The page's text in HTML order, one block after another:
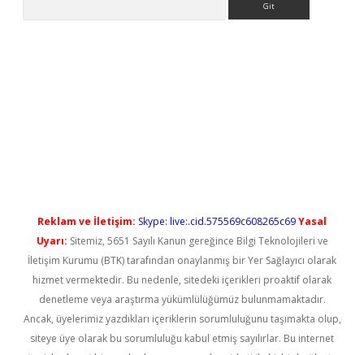
Reklam ve İletişim: Skype: live:.cid.575569c608265c69Yasal
Uyarı: Sitemiz, 5651 Sayılı Kanun gereğince Bilgi Teknolojileri ve
İletişim Kurumu (BTK) tarafından onaylanmış bir Yer Sağlayıcı olarak
hizmet vermektedir. Bu nedenle, sitedeki içerikleri proaktif olarak
denetleme veya araştırma yükümlülüğümüz bulunmamaktadır.
Ancak, üyelerimiz yazdıkları içeriklerin sorumluluğunu taşımakta olup,
siteye üye olarak bu sorumluluğu kabul etmiş sayılırlar. Bu internet